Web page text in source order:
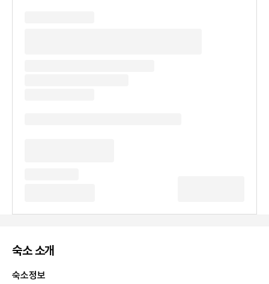
숙소 소개
숙소정보